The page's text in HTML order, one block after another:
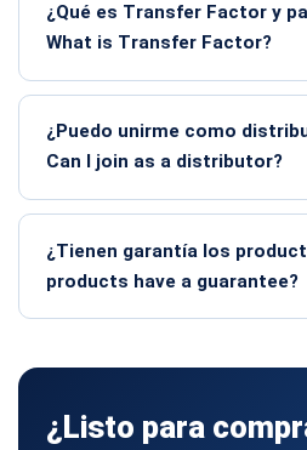
¿Qué es Transfer Factor y
What is Transfer Factor?
¿Puedo unirme como
Can I join as a distributor?
¿Tienen garantía los
products have a guarantee?
¿Listo para